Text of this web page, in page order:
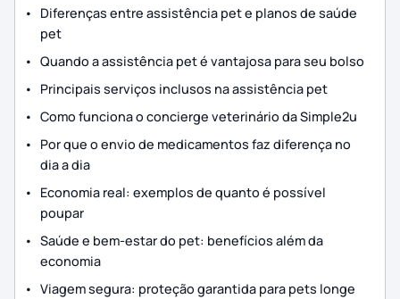
Diferenças entre assistência pet e planos de saúde
pet
Quando a assistência pet é vantajosa para seu bolso
Principais serviços inclusos na assistência pet
Como funciona o concierge veterinário da Simple2u
Por que o envio de medicamentos faz diferença no
dia a dia
Economia real: exemplos de quanto é possível
poupar
Saúde e bem-estar do pet: benefícios além da
economia
Viagem segura: proteção garantida para pets longe